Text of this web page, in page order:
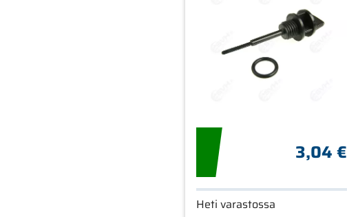
3,04 €
Heti varastossa